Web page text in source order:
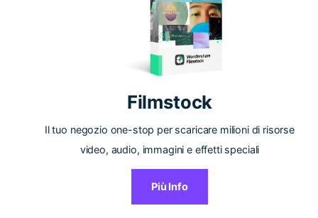
Filmstock
Il tuo negozio one-stop per scaricare milioni di risorse
video, audio, immagini e effetti speciali
Più Info